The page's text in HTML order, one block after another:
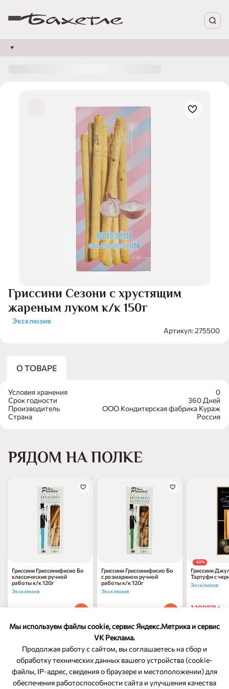
Мы используем файлы cookie, сервис Яндекс.Метрика и сервис
VK Реклама.
Продолжая работу с сайтом, вы соглашаетесь на сбор и
обработку технических данных вашего устройства (cookie-
файлы, IP-адрес, сведения о браузере и местоположении) для
обеспечения работоспособности сайта и улучшения качества
Гриссини Сезони с хрустящим
жареным луком к/к 150г
Эксклюзив
Артикул: 275500
О ТОВАРЕ
Условия хранения
0
Срок годности
360 Дней
Производитель
ООО Кондитерская фабрика Кураж
Страна
Россия
РЯДОМ НА ПОЛКЕ
Гриссини Гриссинифисио Бо
классические ручной
работы к/к 120г
Эксклюзив
Гриссини Гриссинифисио Бо
с розмарином ручной
работы к/к 120г
Эксклюзив
-30%
Гриссини
Тартуфи с
трюфелем
к/к 120г
Эксклюзив
1 10990₽ 1 шт
ОБРАТНАЯ СВЯЗЬ